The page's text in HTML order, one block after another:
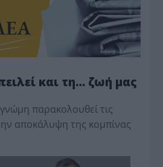
και τη… ζωή μας
παρακολουθεί τις
αποκάλυψη της κο­μπίνας